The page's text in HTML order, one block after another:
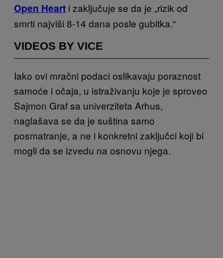
Open Heart i zaključuje se da je „rizik od
smrti najviši 8-14 dana posle gubitka.“
VIDEOS BY VICE
Iako ovi mračni podaci oslikavaju poraznost
samoće i očaja, u istraživanju koje je sproveo
Sajmon Graf sa univerziteta Arhus,
naglašava se da je suština samo
posmatranje, a ne i konkretni zaključci koji bi
mogli da se izvedu na osnovu njega.